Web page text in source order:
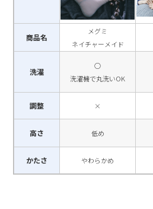
商品名
メグミ
ネイチャーメイド
洗濯
○
洗濯機で丸洗いOK
調整 ×
高さ 低め
かたさ やわらかめ